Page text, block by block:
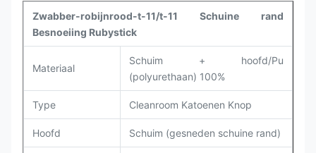
Zwabber-robijnrood-t-11/t-11
Schuine rand
Besnoeiing Rubystick
Materiaal
Schuim + hoofd/Pu
(polyurethaan) 100%
Type Cleanroom Katoenen Knop
Hoofd Schuim (gesneden schuine rand)